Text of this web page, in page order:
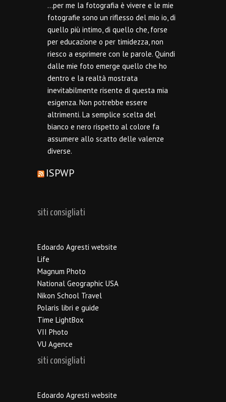
…per me la fotografia è vivere e le mie
fotografie sono un riflesso del mio io, di
quello più intimo, di quello che, forse
per educazione o per timidezza, non
riesco a esprimere con le parole. Quindi
dalle mie foto emerge quello che ho
dentro e la realtà mostrata
inevitabilmente risente di questa mia
esigenza. Non potrebbe essere
altrimenti. La semplice scelta del
bianco e nero rispetto al colore fa
assumere allo scatto delle valenze
diverse.
ISPWP
siti consigliati
Edoardo Agresti website
Life
Magnum Photo
National Geographic USA
Nikon School Travel
Polaris libri e guide
Time LightBox
VII Photo
VU Agence
siti consigliati
Edoardo Agresti website